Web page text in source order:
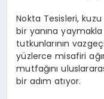
Nokta Tesisleri,
bir yanına
tutkunlarının
yüzlerce misafiri
mutfağını
bir adım atıyor.